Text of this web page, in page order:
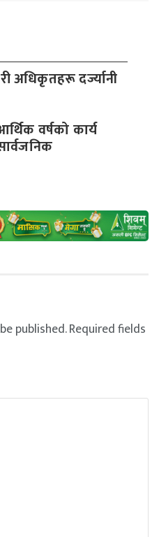
अधिकृतहरू दर्ज्यानी
वर्षको कार्य
published.Required fields